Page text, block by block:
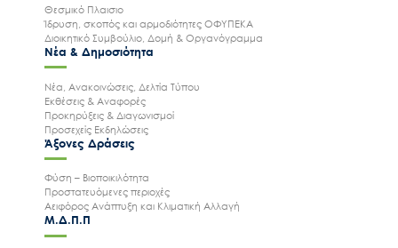
Θεσμικό Πλαισιο
Ίδρυση, σκοπός και αρμοδιότητες ΟΦΥΠΕΚΑ
Διοικητικό Συμβούλιο, Δομή & Οργανόγραμμα
Νέα & Δημοσιότητα
Νέα, Ανακοινώσεις, Δελτία Τύπου
Εκθέσεις & Αναφορές
Προκηρύξεις & Διαγωνισμοί
Προσεχείς Εκδηλώσεις
Άξονες Δράσεις
Φύση – Βιοποικιλότητα
Προστατευόμενες περιοχές
Αειφόρος Ανάπτυξη και Κλιματική Αλλαγή
Μ.Δ.Π.Π